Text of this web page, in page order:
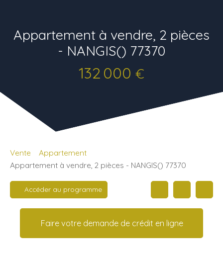
Appartement à vendre, 2 pièces
- NANGIS() 77370
132 000 €
Vente
Appartement
Appartement à vendre, 2 pièces - NANGIS() 77370
Accéder au programme
Faire votre demande de crédit en ligne